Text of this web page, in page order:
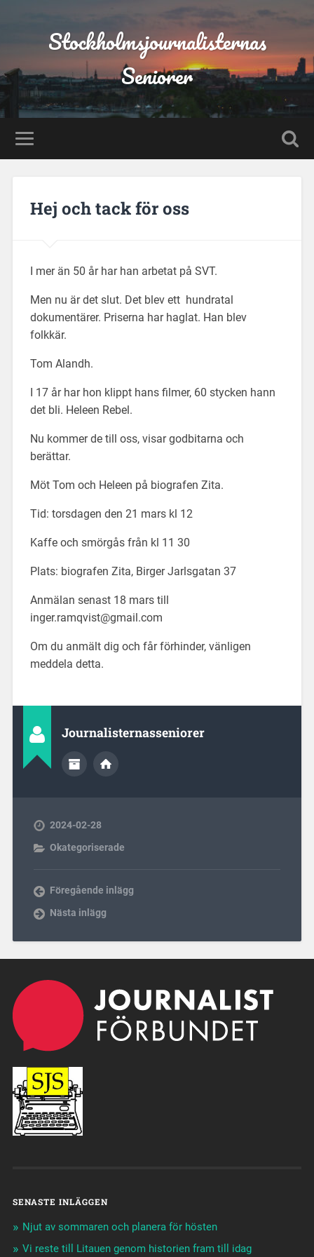
Stockholmsjournalisternas
Seniorer
Hej och tack för oss
I mer än 50 år har han arbetat på SVT.
Men nu är det slut. Det blev ett hundratal
dokumentärer. Priserna har haglat. Han blev
folkkär.
Tom Alandh.
I 17 år har hon klippt hans filmer, 60 stycken hann
det bli. Heleen Rebel.
Nu kommer de till oss, visar godbitarna och
berättar.
Möt Tom och Heleen på biografen Zita.
Tid: torsdagen den 21 mars kl 12
Kaffe och smörgås från kl 11 30
Plats: biografen Zita, Birger Jarlsgatan 37
Anmälan senast 18 mars till
inger.ramqvist@gmail.com
Om du anmält dig och får förhinder, vänligen
meddela detta.
Journalisternasseniorer
2024-02-28
Okategoriserade
Föregående inlägg
Nästa inlägg
SENASTE INLÄGGEN
Njut av sommaren och planera för hösten
Vi reste till Litauen genom historien fram till idag